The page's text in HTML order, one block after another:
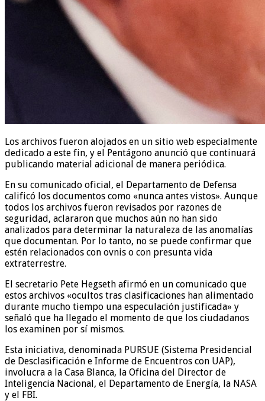
Los archivos fueron alojados en un sitio web especialmente
dedicado a este fin, y el Pentágono anunció que continuará
publicando material adicional de manera periódica.
En su comunicado oficial, el Departamento de Defensa
calificó los documentos como «nunca antes vistos». Aunque
todos los archivos fueron revisados por razones de
seguridad, aclararon que muchos aún no han sido
analizados para determinar la naturaleza de las anomalías
que documentan. Por lo tanto, no se puede confirmar que
estén relacionados con ovnis o con presunta vida
extraterrestre.
El secretario Pete Hegseth afirmó en un comunicado que
estos archivos «ocultos tras clasificaciones han alimentado
durante mucho tiempo una especulación justificada» y
señaló que ha llegado el momento de que los ciudadanos
los examinen por sí mismos.
Esta iniciativa, denominada PURSUE (Sistema Presidencial
de Desclasificación e Informe de Encuentros con UAP),
involucra a la Casa Blanca, la Oficina del Director de
Inteligencia Nacional, el Departamento de Energía, la NASA
y el FBI.